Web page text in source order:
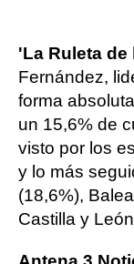
'La Ruleta de
Fernández,
forma
un 15,6% de
visto por los
y lo más
(18,6%),
Castilla y